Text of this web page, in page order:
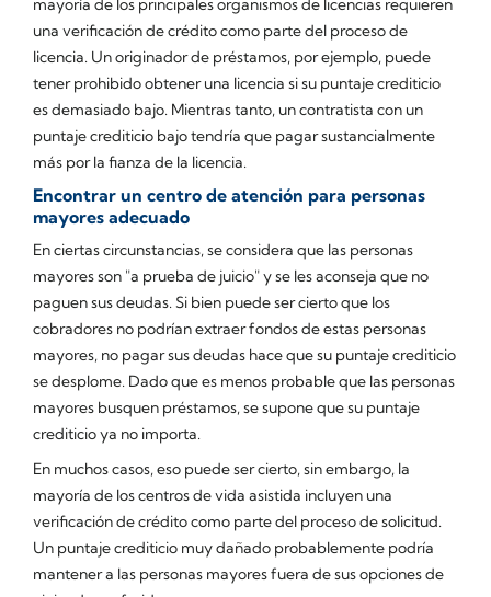
mayoría de los principales organismos de licencias requieren
una verificación de crédito como parte del proceso de
licencia. Un originador de préstamos, por ejemplo, puede
tener prohibido obtener una licencia si su puntaje crediticio
es demasiado bajo. Mientras tanto, un contratista con un
puntaje crediticio bajo tendría que pagar sustancialmente
más por la fianza de la licencia.
Encontrar un centro de atención para personas
mayores adecuado
En ciertas circunstancias, se considera que las personas
mayores son "a prueba de juicio" y se les aconseja que no
paguen sus deudas. Si bien puede ser cierto que los
cobradores no podrían extraer fondos de estas personas
mayores, no pagar sus deudas hace que su puntaje crediticio
se desplome. Dado que es menos probable que las personas
mayores busquen préstamos, se supone que su puntaje
crediticio ya no importa.
En muchos casos, eso puede ser cierto, sin embargo, la
mayoría de los centros de vida asistida incluyen una
verificación de crédito como parte del proceso de solicitud.
Un puntaje crediticio muy dañado probablemente podría
mantener a las personas mayores fuera de sus opciones de